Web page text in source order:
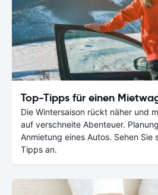
Top-Tipps für einen
Die Wintersaison rückt näher und
auf verschneite Abenteuer.
Anmietung eines Autos. Sehen Sie
Tipps an.